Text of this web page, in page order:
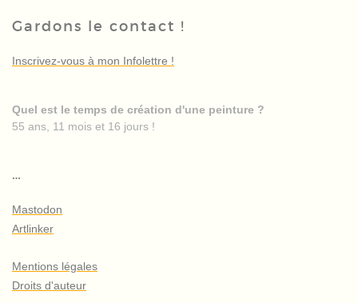
Gardons le contact !
Inscrivez-vous à mon Infolettre !
Quel est le temps de création d'une peinture ?
55 ans, 11 mois et 16 jours !
…
Mastodon
Artlinker
Mentions légales
Droits d'auteur